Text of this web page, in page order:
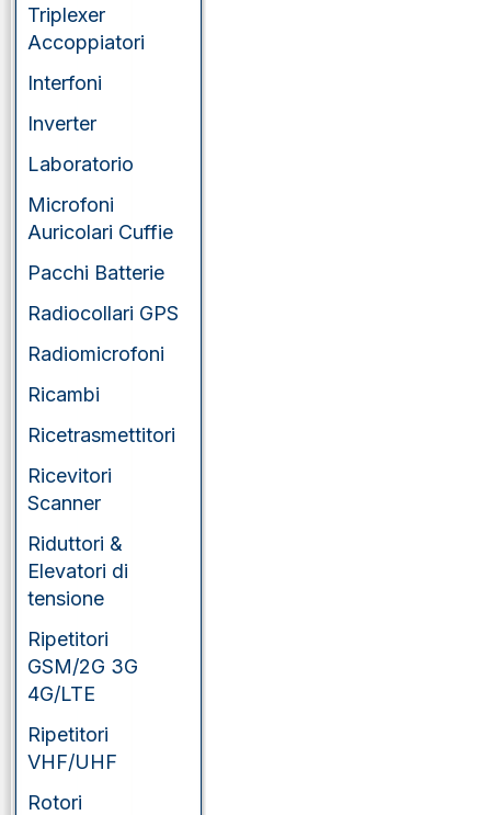
Triplexer
Accoppiatori
Interfoni
Inverter
Laboratorio
Microfoni
Auricolari Cuffie
Pacchi Batterie
Radiocollari GPS
Radiomicrofoni
Ricambi
Ricetrasmettitori
Ricevitori
Scanner
Riduttori &
Elevatori di
tensione
Ripetitori
GSM/2G 3G
4G/LTE
Ripetitori
VHF/UHF
Rotori